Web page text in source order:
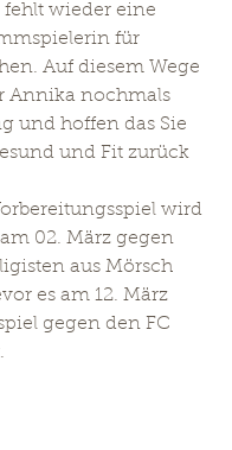
wieder eine
für
Auf diesem Wege
Annika nochmals
und hoffen das Sie
und Fit zurück
wird
02. März gegen
aus Mörsch
es am 12. März
gegen den FC